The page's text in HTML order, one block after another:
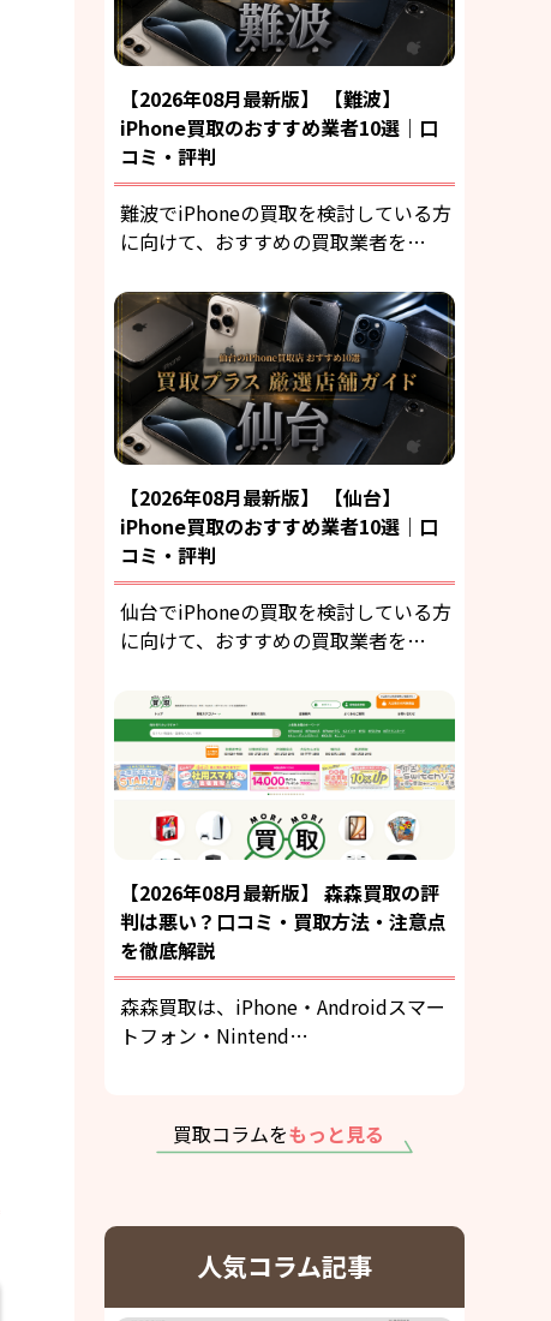
【2026年08月最新版】 【難波】
iPhone買取のおすすめ業者10選｜口
コミ・評判
難波でiPhoneの買取を検討している方
に向けて、おすすめの買取業者を…
【2026年08月最新版】 【仙台】
iPhone買取のおすすめ業者10選｜口
コミ・評判
仙台でiPhoneの買取を検討している方
に向けて、おすすめの買取業者を…
【2026年08月最新版】 森森買取の評
判は悪い？口コミ・買取方法・注意点
を徹底解説
森森買取は、iPhone・Androidスマー
トフォン・Nintend…
買取コラムをもっと見る
人気コラム記事